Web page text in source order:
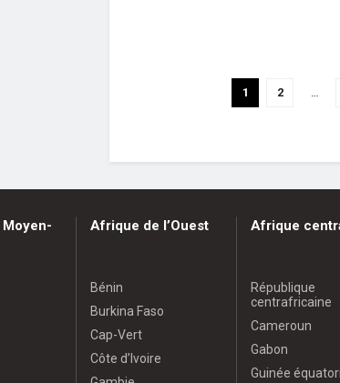
1 2 …
Afrique de l’Ouest
Bénin
Burkina Faso
Cap-Vert
Côte d’Ivoire
Afrique
République
centrafricaine
Cameroun
Gabon
Guinée